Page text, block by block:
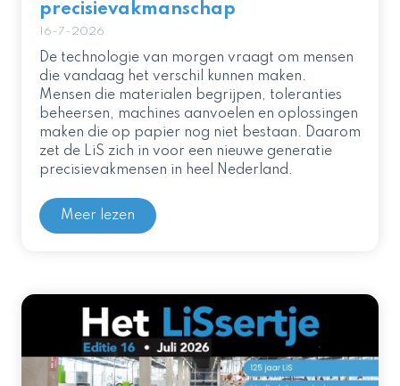
precisievakmanschap
16-7-2026
De technologie van morgen vraagt om mensen
die vandaag het verschil kunnen maken.
Mensen die materialen begrijpen, toleranties
beheersen, machines aanvoelen en oplossingen
maken die op papier nog niet bestaan. Daarom
zet de LiS zich in voor een nieuwe generatie
precisievakmensen in heel Nederland.
Meer lezen